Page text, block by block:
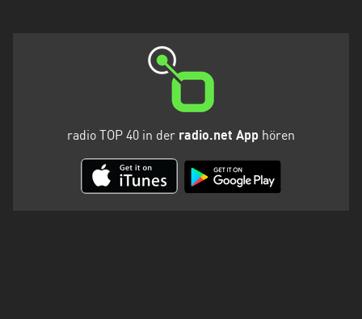
radio TOP 40 in der radio.net App hören